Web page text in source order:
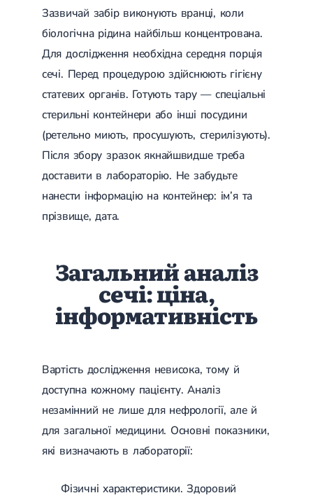
Зазвичай забір виконують вранці, коли
біологічна рідина найбільш концентрована.
Для дослідження необхідна середня порція
сечі. Перед процедурою здійснюють гігієну
статевих органів. Готують тару — спеціальні
стерильні контейнери або інші посудини
(ретельно миють, просушують, стерилізують).
Після збору зразок якнайшвидше треба
доставити в лабораторію. Не забудьте
нанести інформацію на контейнер: ім’я та
прізвище, дата.
Загальний аналіз
сечі: ціна,
інформативність
Вартість дослідження невисока, тому й
доступна кожному пацієнту. Аналіз
незамінний не лише для нефрології, але й
для загальної медицини. Основні показники,
які визначають в лабораторії:
Фізичні характеристики. Здоровий